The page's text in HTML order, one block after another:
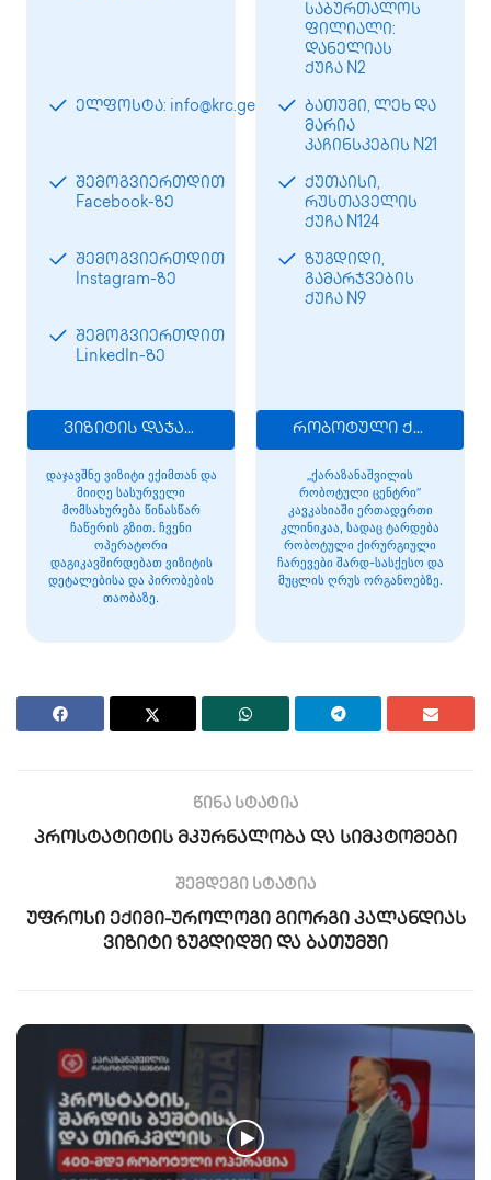
ელფოსტა: info@krc.ge
შემოგვიერთდით
Facebook-ზე
შემოგვიერთდით
Instagram-ზე
შემოგვიერთდით
LinkedIn-ზე
ვიზიტის დაჯავშნა
დაჯავშნე ვიზიტი ექიმთან და
მიიღე სასურველი
მომსახურება წინასწარ
ჩაწერის გზით. ჩვენი
ოპერატორი
დაგიკავშირდებათ ვიზიტის
დეტალებისა და პირობების
თაობაზე.
საბურთალოს
ფილიალი:
დანელიას
ქუჩა N2
ბათუმი, ლეხ და
მარია
კაჩინსკების N21
ქუთაისი,
რუსთაველის
ქუჩა N124
ზუგდიდი,
გამარჯვების
ქუჩა N9
რობოტული ქირურგია
„ქარაზანაშვილის
რობოტული ცენტრი“
კავკასიაში ერთადერთი
კლინიკაა, სადაც ტარდება
რობოტული ქირურგიული
ჩარევები შარდ-სასქესო და
მუცლის ღრუს ორგანოებზე.
წინა სტატია
პროსტატიტის მკურნალობა და სიმპტომები
შემდეგი სტატია
უფროსი ექიმი-უროლოგი გიორგი კალანდიას
ვიზიტი ზუგდიდში და ბათუმში